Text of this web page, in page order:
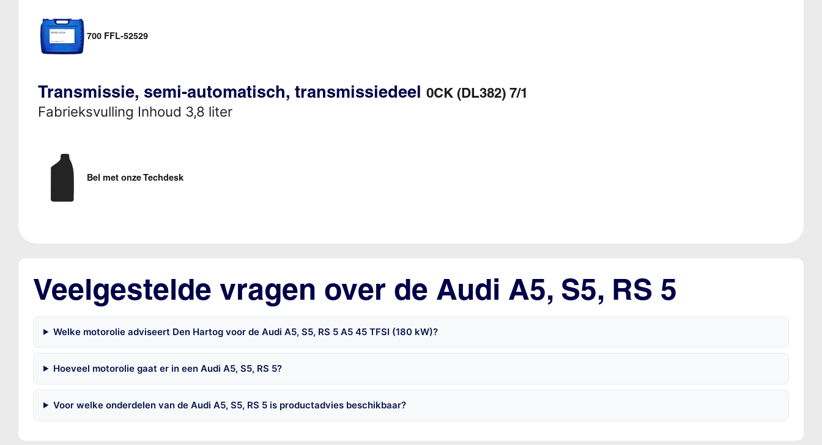
700 FFL-52529
Transmissie, semi-automatisch, transmissiedeel 0CK (DL382) 7/1
Fabrieksvulling Inhoud 3,8 liter
Bel met onze Techdesk
Veelgestelde vragen over de Audi A5, S5, RS 5
Welke motorolie adviseert Den Hartog voor de Audi A5, S5, RS 5 A5 45 TFSI (180 kW)?
Hoeveel motorolie gaat er in een Audi A5, S5, RS 5?
Voor welke onderdelen van de Audi A5, S5, RS 5 is productadvies beschikbaar?